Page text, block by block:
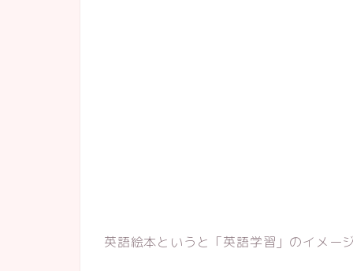
英語絵本というと「英語学習」のイメー